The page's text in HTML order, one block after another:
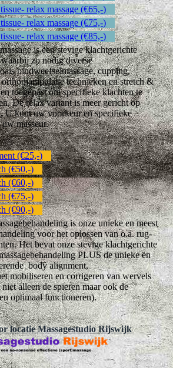
relax massage (€65,-)
relax massage (€75,-)
relax massage (€85,-)
is een stevige klachtgerichte
waarbij zo nodig diverse
bindweefselmassage, cupping,
technieken en stretch &
toegepast om specifieke klachten te
De relax variant is meer gericht op
U kunt uw voorkeur en specifieke
masseur.
(€25,-)
(€50,-)
(€60,-)
(€75,-)
(€90,-)
is onze unieke en meest
voor het oplossen van o.a. rug-
Het bevat onze stevige klachtgerichte
PLUS de unieke en
body alignment,
mobiliseren en corrigeren van wervels
alleen de spieren maar ook de
optimaal functioneren).
locatie Massagestudio Rijswijk